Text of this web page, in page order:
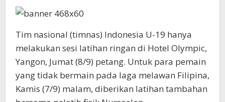
Tim nasional (timnas) Indonesia U-19 hanya
melakukan sesi latihan ringan di Hotel Olympic,
Yangon, Jumat (8/9) petang. Untuk para pemain
yang tidak bermain pada laga melawan Filipina,
Kamis (7/9) malam, diberikan latihan tambahan